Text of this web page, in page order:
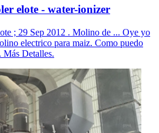
elote - water-ionizer
; 29 Sep 2012 . Molino de ... Oye yo
electrico para maiz. Como puedo
Más Detalles.